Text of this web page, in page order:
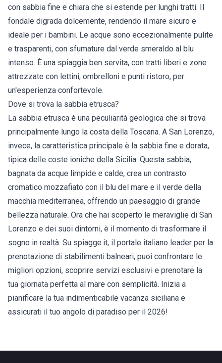
con sabbia fine e chiara che si estende per lunghi tratti. Il
fondale digrada dolcemente, rendendo il mare sicuro e
ideale per i bambini. Le acque sono eccezionalmente pulite
e trasparenti, con sfumature dal verde smeraldo al blu
intenso. È una spiaggia ben servita, con tratti liberi e zone
attrezzate con lettini, ombrelloni e punti ristoro, per
un'esperienza confortevole.
Dove si trova la sabbia etrusca?
La sabbia etrusca è una peculiarità geologica che si trova
principalmente lungo la costa della Toscana. A San Lorenzo,
invece, la caratteristica principale è la sabbia fine e dorata,
tipica delle coste ioniche della Sicilia. Questa sabbia,
bagnata da acque limpide e calde, crea un contrasto
cromatico mozzafiato con il blu del mare e il verde della
macchia mediterranea, offrendo un paesaggio di grande
bellezza naturale. Ora che hai scoperto le meraviglie di San
Lorenzo e dei suoi dintorni, è il momento di trasformare il
sogno in realtà. Su spiagge.it, il portale italiano leader per la
prenotazione di stabilimenti balneari, puoi confrontare le
migliori opzioni, scoprire servizi esclusivi e prenotare la
tua giornata perfetta al mare con semplicità. Inizia a
pianificare la tua indimenticabile vacanza siciliana e
assicurati il tuo angolo di paradiso per il 2026!